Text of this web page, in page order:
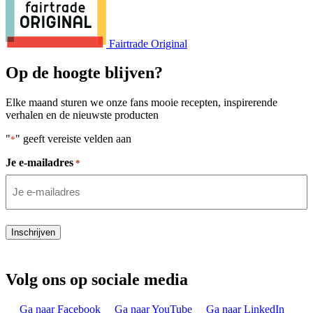
Fairtrade Original
Op de hoogte blijven?
Elke maand sturen we onze fans mooie recepten, inspirerende
verhalen en de nieuwste producten
"*" geeft vereiste velden aan
Je e-mailadres *
Inschrijven
Volg ons op sociale media
Ga naar Facebook Ga naar YouTube Ga naar LinkedIn